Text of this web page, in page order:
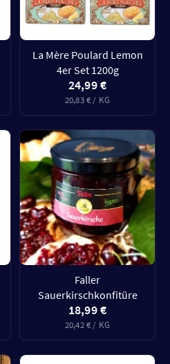
La Mère Poulard Lemon
4er Set 1200g
24,99 €
20,83 € / KG
Faller
Sauerkirschkonfitüre
18,99 €
20,42 € / KG